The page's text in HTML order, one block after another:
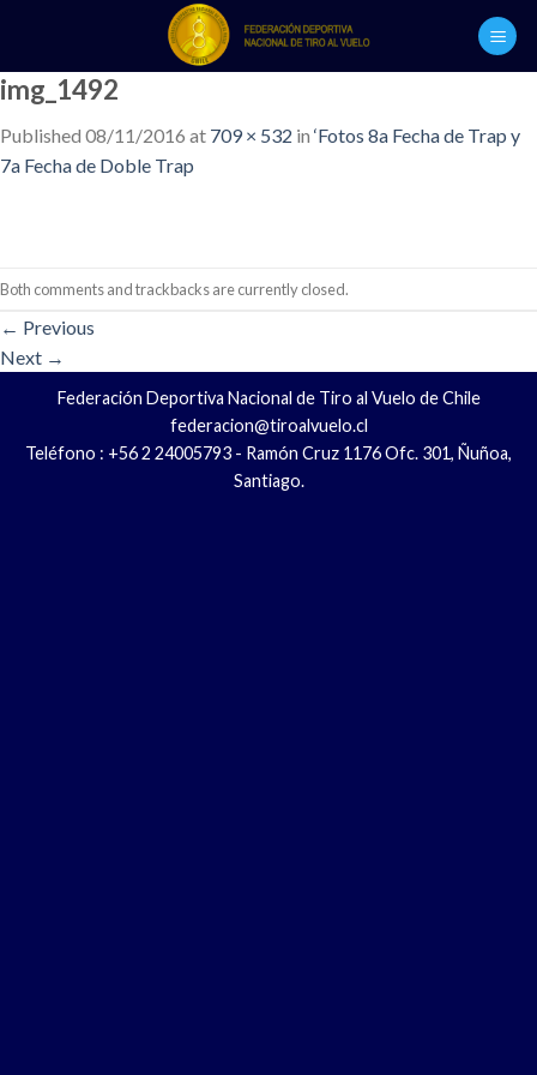
content
img_1492
Published 08/11/2016 at 709 × 532 in ‘Fotos 8a Fecha de Trap y
7a Fecha de Doble Trap
Both comments and trackbacks are currently closed.
← Previous
Next →
Federación Deportiva Nacional de Tiro al Vuelo de Chile
federacion@tiroalvuelo.cl
Teléfono : +56 2 24005793 - Ramón Cruz 1176 Ofc. 301, Ñuñoa,
Santiago.